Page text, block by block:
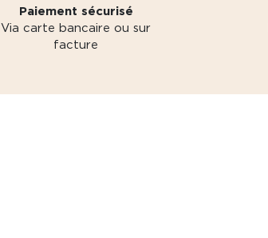
Paiement sécurisé
Via carte bancaire ou sur
facture